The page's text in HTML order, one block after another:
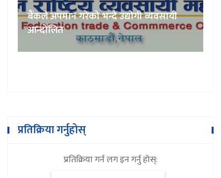
बैंकले अपमान गरेको भन्दै उद्योगी व्यवसायी
आन्दोलित
प्रतिक्रिया गर्नुहोस्
प्रतिक्रिया गर्न लग इन गर्नु होस्: